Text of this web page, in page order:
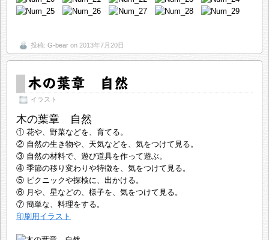
投稿: G-bear on 2013年7月20日
木の葉章 自然
イラスト
木の葉章 自然
① 花や、野菜などを、育てる。
② 自然の生き物や、天気などを、気をつけて見る。
③ 自然の材料で、遊び道具を作って遊ぶ。
④ 季節の移り変わりや特徴を、気をつけて見る。
⑤ ピクニックや探検に、出かける。
⑥ 月や、星などの、様子を、気をつけて見る。
⑦ 簡単な、料理をする。
印刷用イラスト